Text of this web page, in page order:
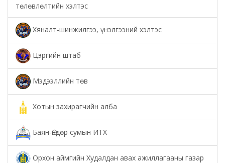
төлөвлөлтийн хэлтэс
Хяналт-шинжилгээ, үнэлгээний хэлтэс
Цэргийн штаб
Мэдээллийн төв
Хотын захирагчийн алба
Баян-Өндөр сумын ИТХ
Орхон аймгийн Худалдан авах ажиллагааны газар